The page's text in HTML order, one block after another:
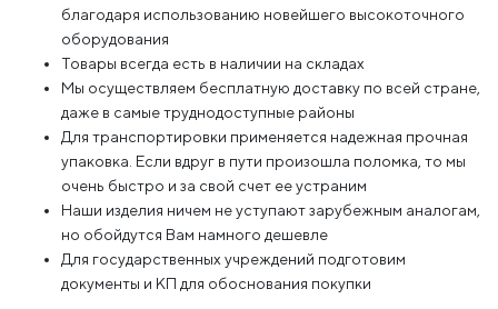
благодаря использованию новейшего высокоточного
оборудования
Товары всегда есть в наличии на складах
Мы осуществляем бесплатную доставку по всей стране,
даже в самые труднодоступные районы
Для транспортировки применяется надежная прочная
упаковка. Если вдруг в пути произошла поломка, то мы
очень быстро и за свой счет ее устраним
Наши изделия ничем не уступают зарубежным аналогам,
но обойдутся Вам намного дешевле
Для государственных учреждений подготовим
документы и КП для обоснования покупки